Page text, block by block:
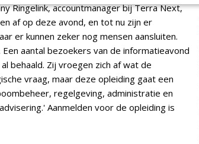
Ringelink, accountmanager bij Terra Next,
af op deze avond, en tot nu zijn er
er kunnen zeker nog mensen aansluiten.
aantal bezoekers van de informatieavond
behaald. Zij vroegen zich af wat de
vraag, maar deze opleiding gaat een
regelgeving, administratie en
Aanmelden voor de opleiding is